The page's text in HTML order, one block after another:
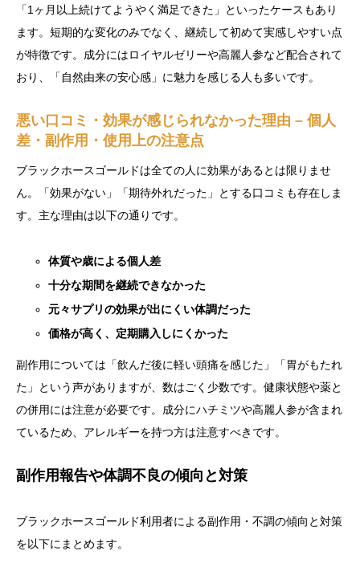
「1ヶ月以上続けてようやく満足できた」といったケースもあり
ます。短期的な変化のみでなく、継続して初めて実感しやすい点
が特徴です。成分にはロイヤルゼリーや高麗人参など配合されて
おり、「自然由来の安心感」に魅力を感じる人も多いです。
悪い口コミ・効果が感じられなかった理由 – 個人
差・副作用・使用上の注意点
ブラックホースゴールドは全ての人に効果があるとは限りませ
ん。「効果がない」「期待外れだった」とする口コミも存在しま
す。主な理由は以下の通りです。
体質や歳による個人差
十分な期間を継続できなかった
元々サプリの効果が出にくい体調だった
価格が高く、定期購入しにくかった
副作用については「飲んだ後に軽い頭痛を感じた」「胃がもたれ
た」という声がありますが、数はごく少数です。健康状態や薬と
の併用には注意が必要です。成分にハチミツや高麗人参が含まれ
ているため、アレルギーを持つ方は注意すべきです。
副作用報告や体調不良の傾向と対策
ブラックホースゴールド利用者による副作用・不調の傾向と対策
を以下にまとめます。